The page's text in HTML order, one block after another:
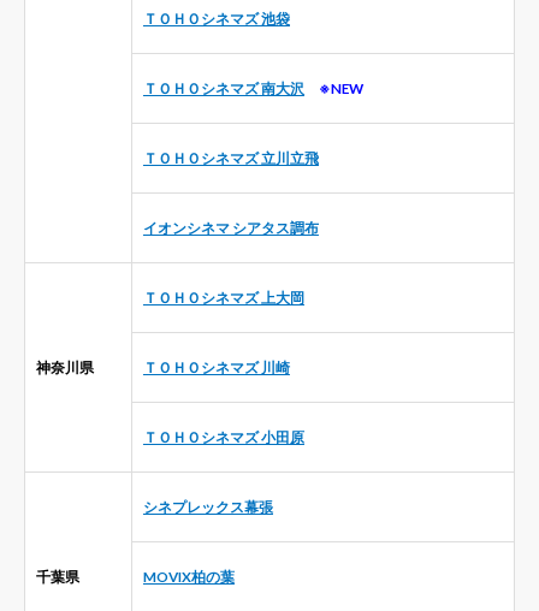
ＴＯＨＯシネマズ 池袋
ＴＯＨＯシネマズ 南大沢 ※NEW
ＴＯＨＯシネマズ 立川立飛
イオンシネマ シアタス調布
神奈川県
ＴＯＨＯシネマズ 上大岡
ＴＯＨＯシネマズ 川崎
ＴＯＨＯシネマズ 小田原
千葉県
シネプレックス幕張
MOVIX柏の葉